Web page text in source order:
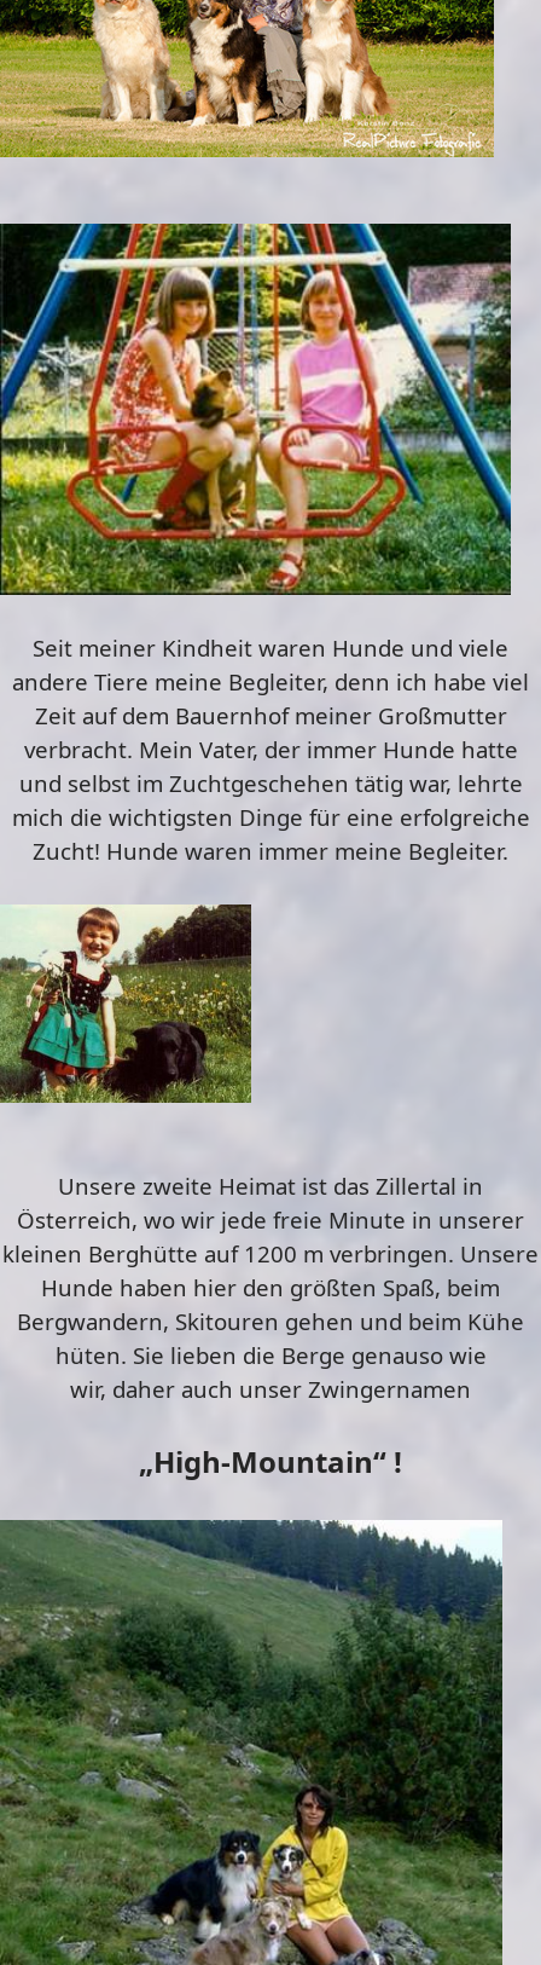
Seit meiner Kindheit waren Hunde und viele
andere Tiere meine Begleiter, denn ich habe viel
Zeit auf dem Bauernhof meiner Großmutter
verbracht. Mein Vater, der immer Hunde hatte
und selbst im Zuchtgeschehen tätig war, lehrte
mich die wichtigsten Dinge für eine erfolgreiche
Zucht! Hunde waren immer meine Begleiter.
Unsere zweite Heimat ist das Zillertal in
Österreich, wo wir jede freie Minute in unserer
kleinen Berghütte auf 1200 m verbringen. Unsere
Hunde haben hier den größten Spaß, beim
Bergwandern, Skitouren gehen und beim Kühe
hüten. Sie lieben die Berge genauso wie
wir, daher auch unser Zwingernamen
„High-Mountain“ !